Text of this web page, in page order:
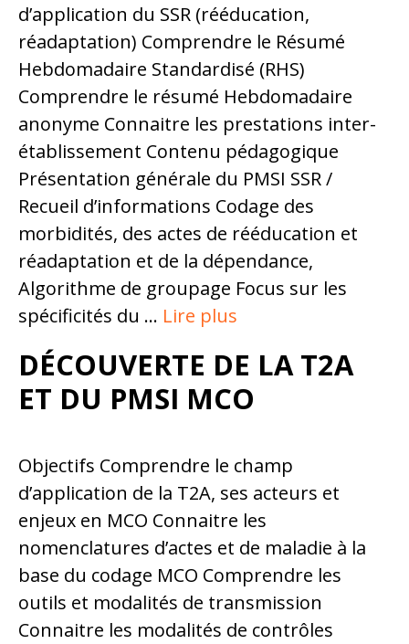
d’application du SSR (rééducation,
réadaptation) Comprendre le Résumé
Hebdomadaire Standardisé (RHS)
Comprendre le résumé Hebdomadaire
anonyme Connaitre les prestations inter-
établissement Contenu pédagogique
Présentation générale du PMSI SSR /
Recueil d’informations Codage des
morbidités, des actes de rééducation et
réadaptation et de la dépendance,
Algorithme de groupage Focus sur les
spécificités du … Lire plus
DÉCOUVERTE DE LA T2A
ET DU PMSI MCO
Objectifs Comprendre le champ
d’application de la T2A, ses acteurs et
enjeux en MCO Connaitre les
nomenclatures d’actes et de maladie à la
base du codage MCO Comprendre les
outils et modalités de transmission
Connaitre les modalités de contrôles